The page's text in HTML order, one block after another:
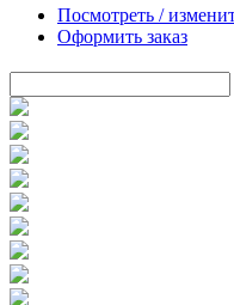
Посмотреть /
Оформить заказ